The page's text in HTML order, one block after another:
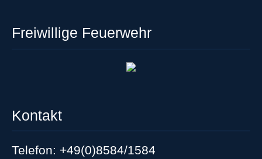
Freiwillige Feuerwehr
Kontakt
Telefon: +49(0)8584/1584